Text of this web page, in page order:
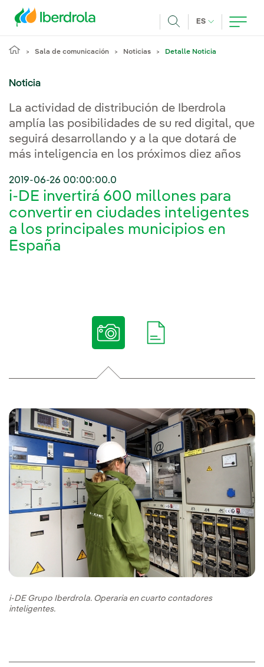
ES IDIOMA
Sala de comunicación Noticias Detalle Noticia
Noticia
La actividad de distribución de Iberdrola
amplía las posibilidades de su red digital, que
seguirá desarrollando y a la que dotará de
más inteligencia en los próximos diez años
2019-06-26 00:00:00.0
i-DE invertirá 600 millones para
convertir en ciudades inteligentes
a los principales municipios en
España
i-DE Grupo Iberdrola. Operaria en cuarto contadores
inteligentes.